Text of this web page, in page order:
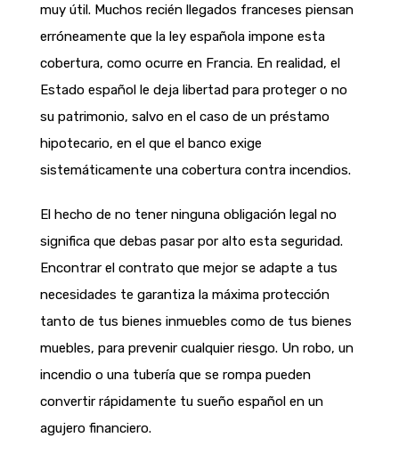
muy útil. Muchos recién llegados franceses piensan
erróneamente que la ley española impone esta
cobertura, como ocurre en Francia. En realidad, el
Estado español le deja libertad para proteger o no
su patrimonio, salvo en el caso de un préstamo
hipotecario, en el que el banco exige
sistemáticamente una cobertura contra incendios.
El hecho de no tener ninguna obligación legal no
significa que debas pasar por alto esta seguridad.
Encontrar el contrato que mejor se adapte a tus
necesidades te garantiza la máxima protección
tanto de tus bienes inmuebles como de tus bienes
muebles, para prevenir cualquier riesgo. Un robo, un
incendio o una tubería que se rompa pueden
convertir rápidamente tu sueño español en un
agujero financiero.